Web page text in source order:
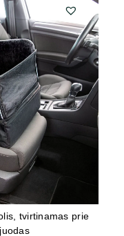
tvirtinamas prie